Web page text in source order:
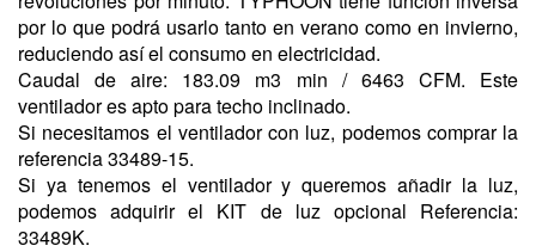
por lo que podrá usarlo tanto en verano como en invierno,
reduciendo así el consumo en electricidad.
Caudal de aire: 183.09 m3 min / 6463 CFM. Este
ventilador es apto para techo inclinado.
Si necesitamos el ventilador con luz, podemos comprar la
referencia 33489-15.
Si ya tenemos el ventilador y queremos añadir la luz,
podemos adquirir el KIT de luz opcional Referencia:
33489K.